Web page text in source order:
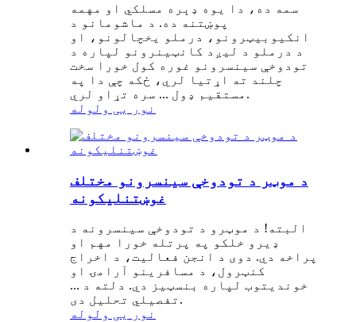
سمه ده، دا یوه ډېره مسلکي او مهمه
پوښتنه ده. د ماشومانو د
انکیوبیټرونو، درملو یخچالونو، او
د درملو د لیږد کانټینرونو لپاره د
تودوخې سینسرونو غوره کول خورا سخت
چلند ته اړتیا لري، ځکه چې دا په
مستقیم ډول ... سره تړاو لري.
نور یی ولوله
د موټر د تودوخې سینسرونو مختلف
غوښتنلیکونه
البته! د موټرو د تودوخې سینسرونه د
ډیرو خلکو په پرتله خورا مهم او
پراخه دي. دوی د انجن فعالیت، د اخراج
کنټرول، د مسافرینو آرامۍ او
خوندیتوب لپاره بنسټیز دي. دلته د ...
تفصیلي تحلیل دی.
نور یی ولوله